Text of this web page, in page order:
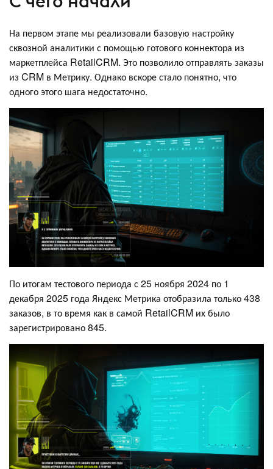
На первом этапе мы реализовали базовую настройку
сквозной аналитики с помощью готового коннектора из
маркетплейса RetailCRM. Это позволило отправлять заказы
из CRM в Метрику. Однако вскоре стало понятно, что
одного этого шага недостаточно.
По итогам тестового периода с 25 ноября 2024 по 1
декабря 2025 года Яндекс Метрика отобразила только 438
заказов, в то время как в самой RetailCRM их было
зарегистрировано 845.